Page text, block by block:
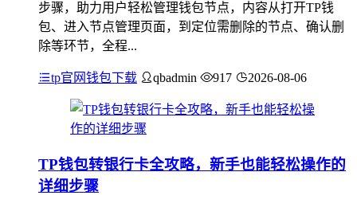
步骤，助力用户轻松管理钱包节点，内容从打开TP钱
包、进入节点管理页面，到定位需删除的节点、确认删
除等环节，全程...
tp官网钱包下载 qbadmin 917 2026-08-06
TP钱包转银行卡全攻略，新手也能轻松操作的
详细步骤